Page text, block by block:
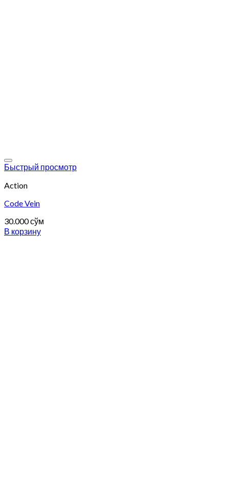
Быстрый просмотр
Action
Code Vein
30.000сўм
В корзину